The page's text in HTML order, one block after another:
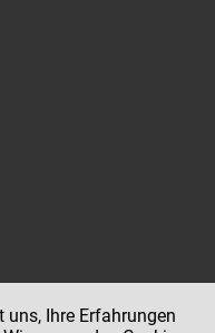
uns, Ihre Erfahrungen